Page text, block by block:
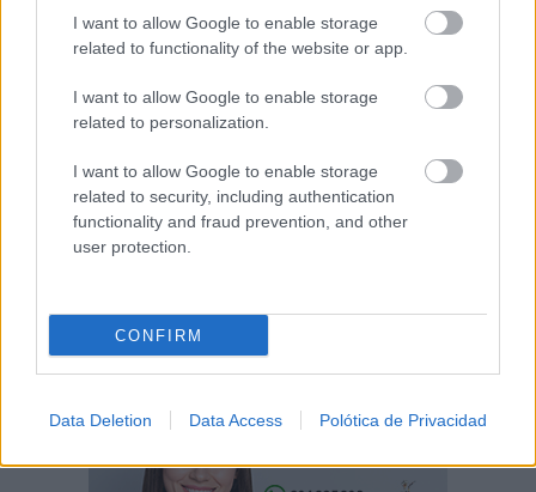
I want to allow Google to enable storage
related to functionality of the website or app.
I want to allow Google to enable storage
related to personalization.
I want to allow Google to enable storage
related to security, including authentication
functionality and fraud prevention, and other
user protection.
CONFIRM
Data Deletion Data Access Polótica de Privacidad